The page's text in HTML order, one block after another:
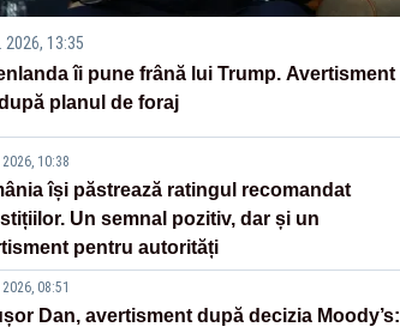
2026, 13:35
îi pune frână lui Trump. Avertisment
planul de foraj
10:38
își păstrează ratingul recomandat
Un semnal pozitiv, dar și un
pentru autorități
08:51
Dan, avertisment după decizia Moody’s: